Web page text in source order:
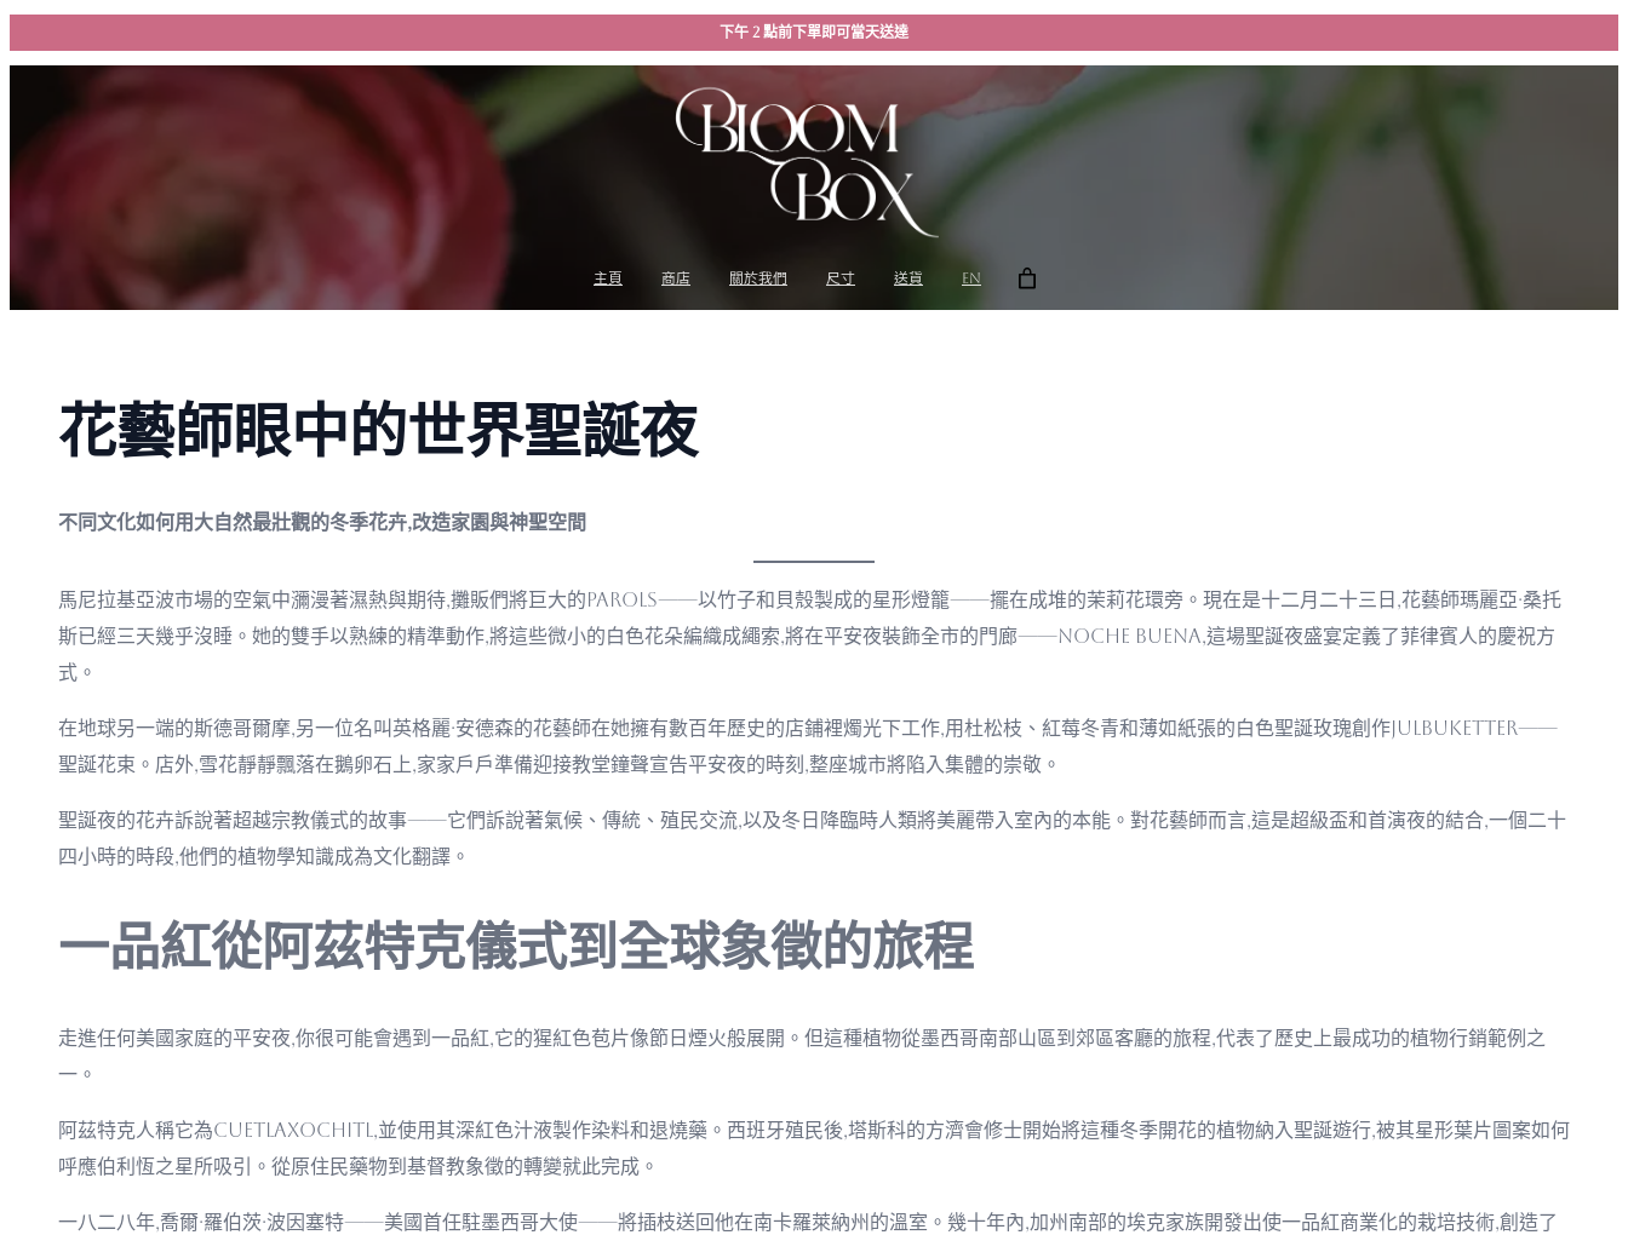
至
要
內
下午 2 點前下單即可當天送達
主頁 商店 關於我們 尺寸 送貨 EN
花藝師眼中的世界聖誕夜
不同文化如何用大自然最壯觀的冬季花卉,改造家園與神聖空間
馬尼拉基亞波市場的空氣中瀰漫著濕熱與期待,攤販們將巨大的parols——以竹子和貝殼製成的星形燈籠——擺在成堆的茉莉花環旁。現在是十二月二十三日,花藝師瑪麗亞·桑托
斯已經三天幾乎沒睡。她的雙手以熟練的精準動作,將這些微小的白色花朵編織成繩索,將在平安夜裝飾全市的門廊——Noche Buena,這場聖誕夜盛宴定義了菲律賓人的慶祝方
式。
在地球另一端的斯德哥爾摩,另一位名叫英格麗·安德森的花藝師在她擁有數百年歷史的店鋪裡燭光下工作,用杜松枝、紅莓冬青和薄如紙張的白色聖誕玫瑰創作julbuketter——
聖誕花束。店外,雪花靜靜飄落在鵝卵石上,家家戶戶準備迎接教堂鐘聲宣告平安夜的時刻,整座城市將陷入集體的崇敬。
聖誕夜的花卉訴說著超越宗教儀式的故事——它們訴說著氣候、傳統、殖民交流,以及冬日降臨時人類將美麗帶入室內的本能。對花藝師而言,這是超級盃和首演夜的結合,一個二十
四小時的時段,他們的植物學知識成為文化翻譯。
一品紅從阿茲特克儀式到全球象徵的旅程
走進任何美國家庭的平安夜,你很可能會遇到一品紅,它的猩紅色苞片像節日煙火般展開。但這種植物從墨西哥南部山區到郊區客廳的旅程,代表了歷史上最成功的植物行銷範例之
一。
阿茲特克人稱它為cuetlaxochitl,並使用其深紅色汁液製作染料和退燒藥。西班牙殖民後,塔斯科的方濟會修士開始將這種冬季開花的植物納入聖誕遊行,被其星形葉片圖案如何
呼應伯利恆之星所吸引。從原住民藥物到基督教象徵的轉變就此完成。
一八二八年,喬爾·羅伯茨·波因塞特——美國首任駐墨西哥大使——將插枝送回他在南卡羅萊納州的溫室。幾十年內,加州南部的埃克家族開發出使一品紅商業化的栽培技術,創造了